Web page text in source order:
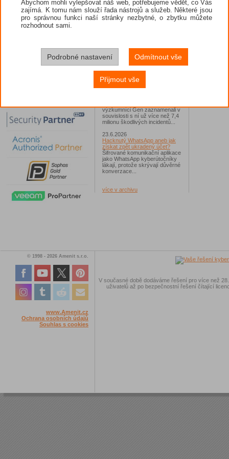
26.6.2026
ESET: S příchodem léta
zaplavují Česko falešné mobilní
Chase Home App či Candy
Race Launcher. Hlavním cílem
útočníků bylo v tomto případě
Polsko, následováno Českem a
Slovenskem...
24.6.2026
výzkumníci Gen zaznamenali v
souvislosti s ní už více než 7,4
milionu škodlivých incidentů...
23.6.2026
Hacknutý WhatsApp aneb jak
získat zpět ukradený účet?
Šifrované komunikační aplikace
jako WhatsApp kyberútočníky
lákají, protože skrývají důvěrné
konverzace...
více v archivu
© 1998 - 2026 Amenit s.r.o.
www.Amenit.cz
Ochrana osobních údajů
Souhlas s cookies
V současné době dodáváme řešení pro více než
uživatelů až po bezpečnostní řešení čítající
Abychom mohli vylepšovat náš web, potřebujeme vědět, co Vás
zajímá. K tomu nám slouží řada nástrojů a služeb. Některé jsou
pro správnou funkci naší stránky nezbytné, o zbytku můžete
rozhodnout sami.
Podrobné nastavení Odmítnout vše
Přijmout vše